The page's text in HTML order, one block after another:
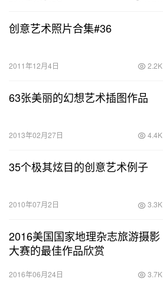
创意艺术照片合集#36
2011年12月4日 2.2K
63张美丽的幻想艺术插图作品
2013年02月27日 4.4K
35个极其炫目的创意艺术例子
2010年07月2日 3.3K
2016美国国家地理杂志旅游摄影
大赛的最佳作品欣赏
2016年06月24日 3.7K